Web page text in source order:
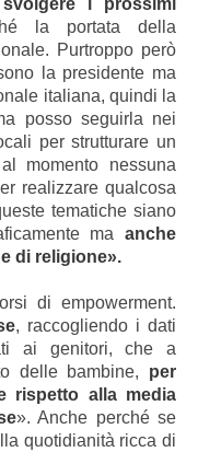
la portata della
Purtroppo però
la presidente ma
italiana, quindi la
posso seguirla nei
per strutturare un
momento nessuna
realizzare qualcosa
tematiche siano
ma anche
di religione».
di empowerment.
, raccogliendo i dati
ai genitori, che a
delle bambine, per
rispetto alla media
». Anche perché se
quotidianità ricca di